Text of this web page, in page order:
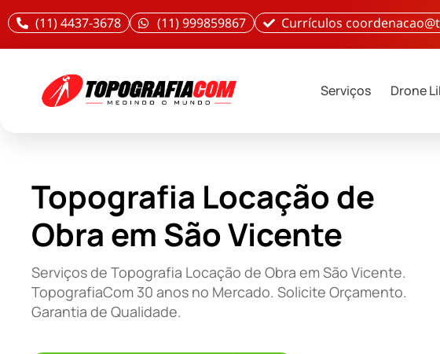
(11) 4437-3678 (11) 999859867 Currículos
Serviços Drone
Topografia Locação de
Obra em São Vicente
Serviços de Topografia Locação de Obra em São Vicente.
TopografiaCom 30 anos no Mercado. Solicite Orçamento.
Garantia de Qualidade.